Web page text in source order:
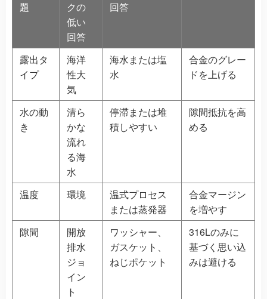
題
クの
低い
回答
回答
露出タ
イプ
海洋
性大
気
海水または塩
水
合金のグレー
ドを上げる
水の動
き
清ら
かな
流れ
る海
水
停滞または堆
積しやすい
隙間抵抗を高
める
温度 環境
温式プロセス
または蒸発器
合金マージン
を増やす
隙間
開放
排水
ジョ
イン
ト
ワッシャー、
ガスケット、
ねじポケット
316Lのみに
基づく思い込
みは避ける